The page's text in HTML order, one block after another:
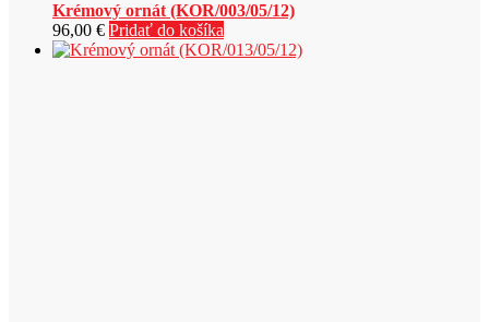
Krémový ornát (KOR/003/05/12)
96,00 € Pridať do košíka